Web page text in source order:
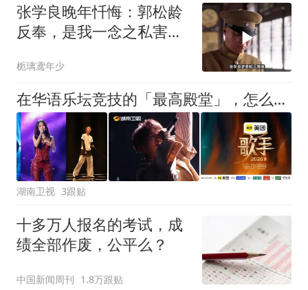
张学良晚年忏悔：郭松龄
反奉，是我一念之私害了
栀璃鸢年少
在华语乐坛竞技的「最高殿堂」，怎么让歌手大胆「唱」自己
湖南卫视 3跟贴
十多万人报名的考试，成
绩全部作废，公平么？
中国新闻周刊 1.8万跟贴